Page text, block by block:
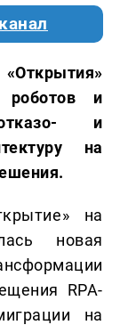
роботов и
и
на
на
новая
RPA-
на